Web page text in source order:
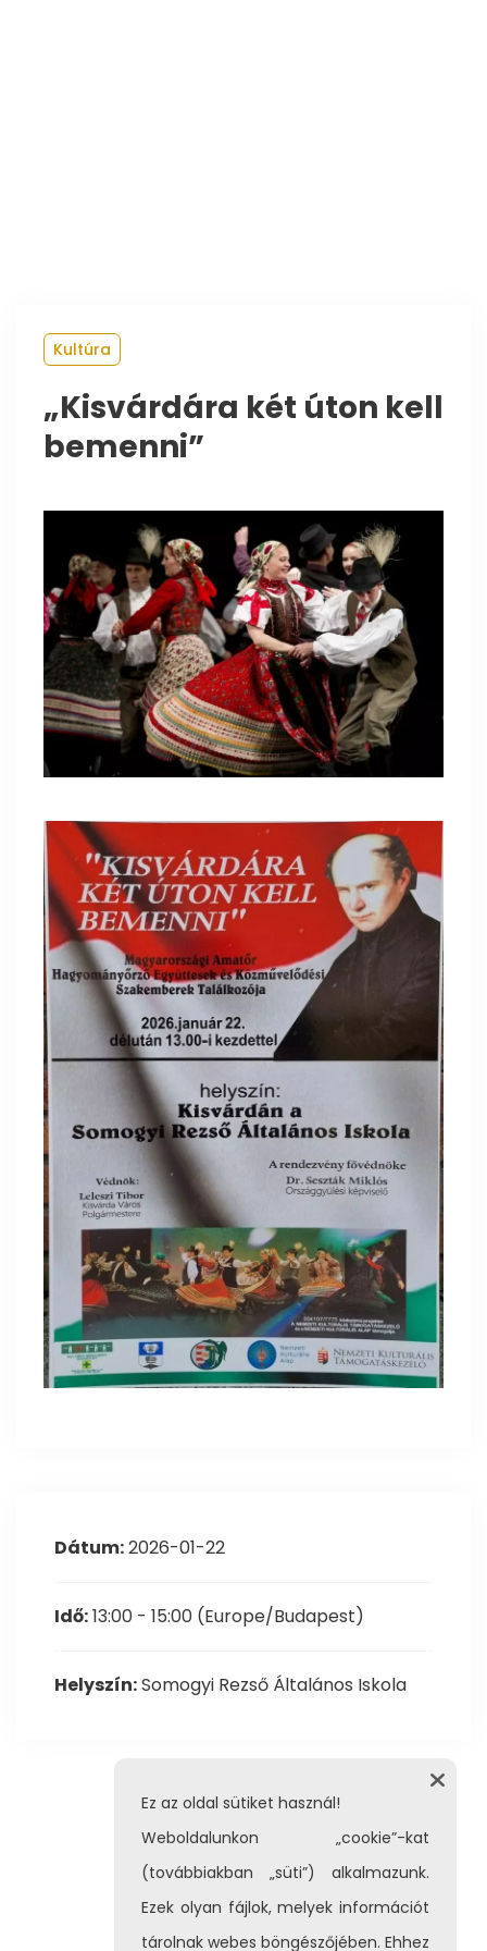
Kultúra
„Kisvárdára két úton kell
bemenni”
Dátum:2026-01-22
Idő:13:00 - 15:00 (Europe/Budapest)
Helyszín:Somogyi Rezső Általános Iskola
Ez az oldal sütiket használ!
Weboldalunkon „cookie”-kat
(továbbiakban „süti”) alkalmazunk.
Ezek olyan fájlok, melyek információt
tárolnak webes böngészőjében. Ehhez